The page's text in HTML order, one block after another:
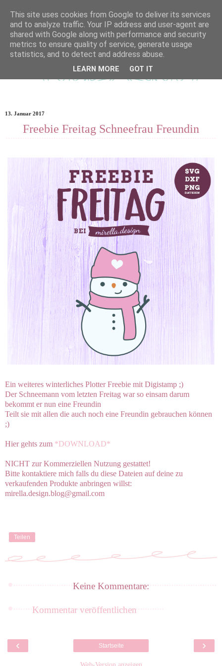
13. Januar 2017
Freebie Freitag Schneefrau Freundin
Ein weiteres winterliches Plotter Freebie mit Digistamp ;)
Der Schneemann vom letzten Freitag war so einsam darum
bekommt er nun eine Freundin
Teilt sie mit allen die auch noch eine Freundin gebrauchen können
;)
Hier gehts zum *DOWNLOAD*
NICHT zur Kommerziellen Nutzung gestattet!
Bitte kontaktiere mich falls du diese Dateien auf deine zu
verkaufenden Produkte anbringen willst:
mirella.design.blog@gmail.com
Teilen
Keine Kommentare:
Kommentar veröffentlichen
‹ ›
Startseite
This site uses cookies from Google to deliver its services
and to analyze traffic. Your IP address and user-agent are
shared with Google along with performance and security
metrics to ensure quality of service, generate usage
statistics, and to detect and address abuse.
LEARN MORE GOT IT